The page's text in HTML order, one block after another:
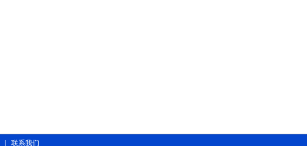
联系我们